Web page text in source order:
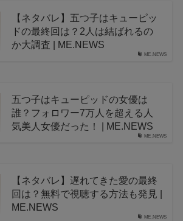
ME.NEWS
【ネタバレ】五つ子はキューピッ
ドの最終回は？2人は結ばれるの
か大調査 | ME.NEWS
ME.NEWS
五つ子はキューピッドの女優は
誰？フォロワー7万人を超える人
気美人女優だった！ | ME.NEWS
ME.NEWS
【ネタバレ】遅れてきた愛の最終
回は？無料で視聴する方法も発見 |
ME.NEWS